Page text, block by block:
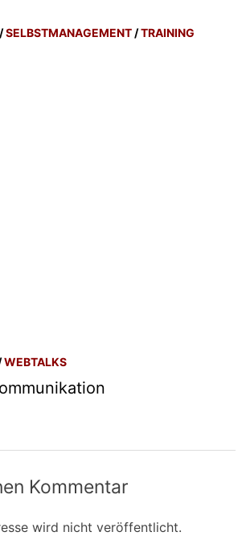
/SELBSTMANAGEMENT /TRAINING
WEBTALKS
Kommentar
wird nicht veröffentlicht.